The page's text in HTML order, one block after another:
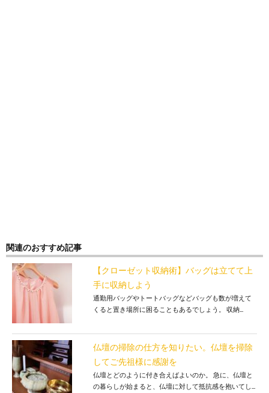
関連のおすすめ記事
【クローゼット収納術】バッグは立てて上
手に収納しよう
通勤用バッグやトートバッグなどバッグも数が増えて
くると置き場所に困ることもあるでしょう。 収納...
仏壇の掃除の仕方を知りたい。仏壇を掃除
してご先祖様に感謝を
仏壇とどのように付き合えばよいのか。 急に、仏壇と
の暮らしが始まると、仏壇に対して抵抗感を抱いてし...